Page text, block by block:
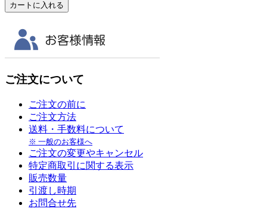
ご注文について
ご注文の前に
ご注文方法
送料・手数料について
※ 一般のお客様へ
ご注文の変更やキャンセル
特定商取引に関する表示
販売数量
引渡し時期
お問合せ先